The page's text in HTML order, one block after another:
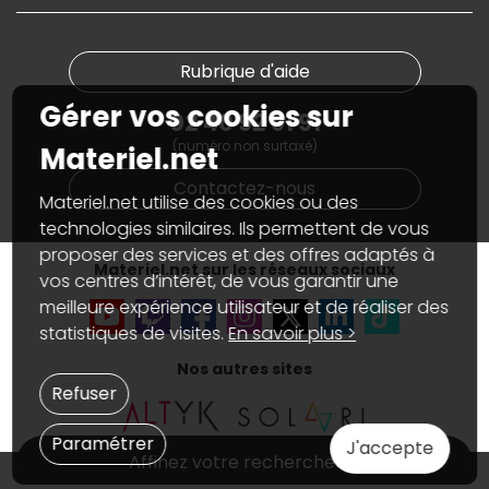
Affinez votre recherche
PC sur mesure : Votre RDV personnalisé
Materiel.net recrute
Notre programme d'affiliation
Partenariat & Sponsoring
Nos marques
Conditions générales de vente
Marketplace
Informations légales
Données personnellesetcookies
Gérer vos cookies
Accessibilité : non conforme
Rubrique d'aide
02 40 92 91 91
(numéro non surtaxé)
Contactez-nous
Materiel.net sur les réseaux sociaux
Nos autres sites
Gérer vos cookies sur
Materiel.net
Materiel.net utilise des cookies ou des
technologies similaires. Ils permettent de vous
proposer des services et des offres adaptés à
vos centres d’intérêt, de vous garantir une
meilleure expérience utilisateur et de réaliser des
statistiques de visites.En savoir plus >
J'accepte
Paramétrer
Refuser